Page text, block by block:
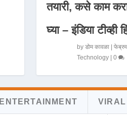
तयारी, कसे काम
घ्या – इंडिया टीव्ही
by डोम कावळा|
Technology| 0
ENTERTAINMENT VIRAL